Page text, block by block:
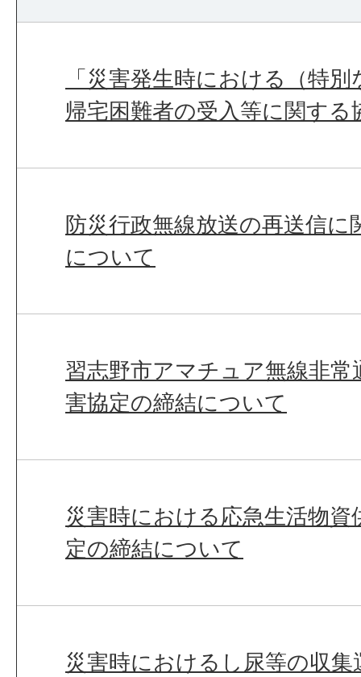
「災害発生時における（特
帰宅困難者の受入等に関する
防災行政無線放送の再送信に
について
習志野市アマチュア無線非常
害協定の締結について
災害時における応急生活物
定の締結について
災害時におけるし尿等の収